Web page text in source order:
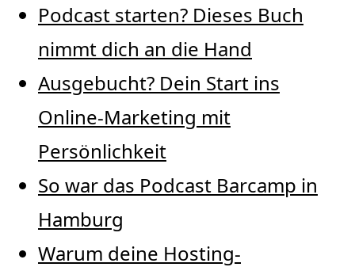
Podcast starten? Dieses Buch
nimmt dich an die Hand
Ausgebucht? Dein Start ins
Online-Marketing mit
Persönlichkeit
So war das Podcast Barcamp in
Hamburg
Warum deine Hosting-